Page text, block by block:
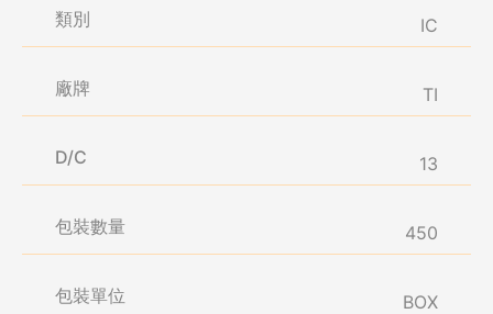
類別 IC
廠牌 TI
D/C 13
包裝數量 450
包裝單位 BOX